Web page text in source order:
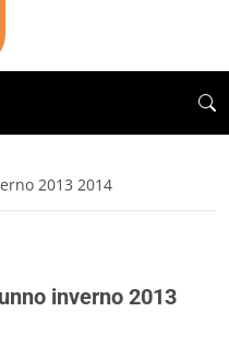
2013 2014
inverno 2013